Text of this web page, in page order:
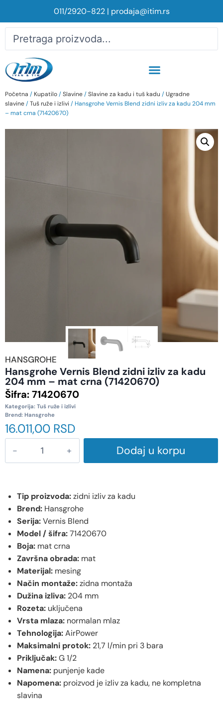
011/2920-822| prodaja@itim.rs
Početna / Kupatilo/Slavine/Slavine za kadu i tuš kadu /Ugradne
slavine/Tuš ruže i izlivi / Hansgrohe Vernis Blend zidni izliv za kadu 204 mm
– mat crna (71420670)
HANSGROHE
Hansgrohe Vernis Blend zidni izliv za kadu
204 mm – mat crna (71420670)
Šifra:71420670
Kategorija: Tuš ruže i izlivi
Brend: Hansgrohe
16.011,00 RSD
Dodaj u korpu
Tip proizvoda:zidni izliv za kadu
Brend: Hansgrohe
Serija:Vernis Blend
Model / šifra:71420670
Boja: mat crna
Završna obrada: mat
Materijal: mesing
Način montaže:zidna montaža
Dužina izliva: 204 mm
Rozeta: uključena
Vrsta mlaza: normalan mlaz
Tehnologija:AirPower
Maksimalni protok: 21,7 l/min pri 3 bara
Priključak:G 1/2
Namena: punjenje kade
Napomena: proizvod je izliv za kadu, ne kompletna
slavina